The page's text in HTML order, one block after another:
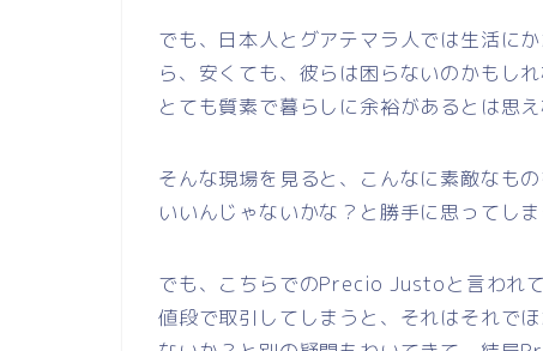
でも、日本人とグアテマラ人では生活に
ら、安くても、彼らは困らないのかもし
とても質素で暮らしに余裕があるとは思え
そんな現場を見ると、こんなに素敵なも
いいんじゃないかな？と勝手に思ってしま
でも、こちらでのPrecio Justoと言われ
値段で取引してしまうと、それはそれで